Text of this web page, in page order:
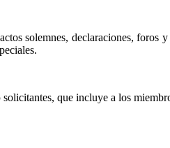
solemnes, declaraciones,
que incluye a los